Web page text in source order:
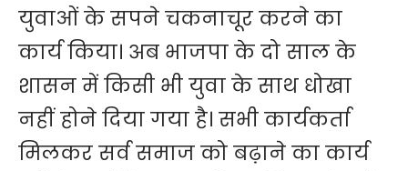
युवाओं के सपने चकनाचूर करने का
कार्य किया। अब भाजपा के दो साल के
शासन में किसी भी युवा के साथ धोखा
नहीं होने दिया गया है। सभी कार्यकर्ता
मिलकर सर्व समाज को बढ़ाने का कार्य